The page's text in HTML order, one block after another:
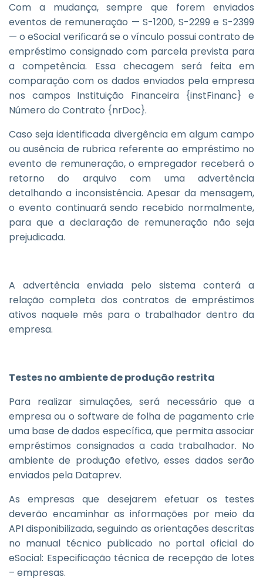
Com a mudança, sempre que forem enviados
eventos de remuneração — S-1200, S-2299 e S-2399
— o eSocial verificará se o vínculo possui contrato de
empréstimo consignado com parcela prevista para
a competência. Essa checagem será feita em
comparação com os dados enviados pela empresa
nos campos Instituição Financeira {instFinanc} e
Número do Contrato {nrDoc}.
Caso seja identificada divergência em algum campo
ou ausência de rubrica referente ao empréstimo no
evento de remuneração, o empregador receberá o
retorno do arquivo com uma advertência
detalhando a inconsistência. Apesar da mensagem,
o evento continuará sendo recebido normalmente,
para que a declaração de remuneração não seja
prejudicada.
A advertência enviada pelo sistema conterá a
relação completa dos contratos de empréstimos
ativos naquele mês para o trabalhador dentro da
empresa.
Testes no ambiente de produção restrita
Para realizar simulações, será necessário que a
empresa ou o software de folha de pagamento crie
uma base de dados específica, que permita associar
empréstimos consignados a cada trabalhador. No
ambiente de produção efetivo, esses dados serão
enviados pela Dataprev.
As empresas que desejarem efetuar os testes
deverão encaminhar as informações por meio da
API disponibilizada, seguindo as orientações descritas
no manual técnico publicado no portal oficial do
eSocial: Especificação técnica de recepção de lotes
– empresas.